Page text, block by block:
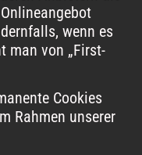
wenn es
man von „First-
Cookies
Rahmen unserer